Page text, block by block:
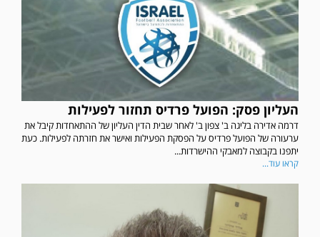
העליון פסק: הפועל פרדיס תחזור לפעילות
דרמה אדירה בליגה ב' צפון ב' לאחר שבית הדין העליון של ההתאחדות קיבל את
ערעורה של הפועל פרדיס על הפסקת הפעילות ואישר את חזרתה לפעילות. כעת
יתפנו בקבוצה למאבקי ההישרדות...
קראו עוד...